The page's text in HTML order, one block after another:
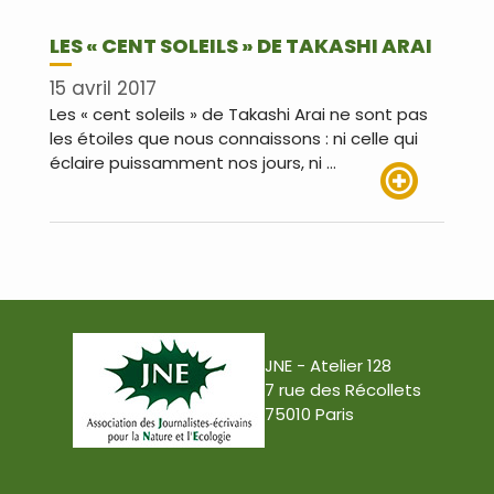
LES « CENT SOLEILS » DE TAKASHI ARAI
15 avril 2017
Les « cent soleils » de Takashi Arai ne sont pas
les étoiles que nous connaissons : ni celle qui
éclaire puissamment nos jours, ni …
JNE - Atelier 128
7 rue des Récollets
75010 Paris